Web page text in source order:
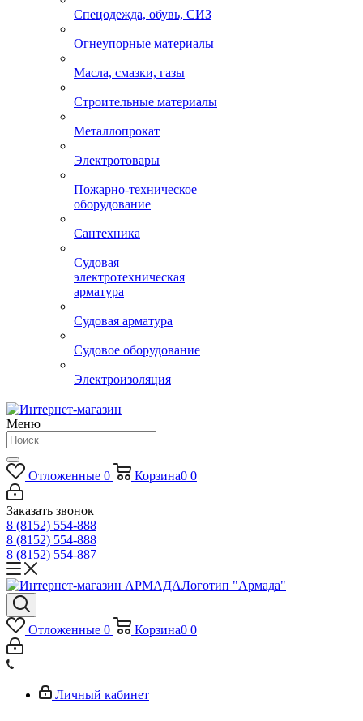
Спецодежда, обувь, СИЗ
Огнеупорные материалы
Масла, смазки, газы
Строительные материалы
Металлопрокат
Электротовары
Пожарно-техническое
оборудование
Сантехника
Судовая
электротехническая
арматура
Судовая арматура
Судовое оборудование
Электроизоляция
Меню
Отложенные 0 Корзина0 0
Заказать звонок
8 (8152) 554-888
8 (8152) 554-888
8 (8152) 554-887
Логотип "Армада"
Отложенные 0 Корзина0 0
Личный кабинет